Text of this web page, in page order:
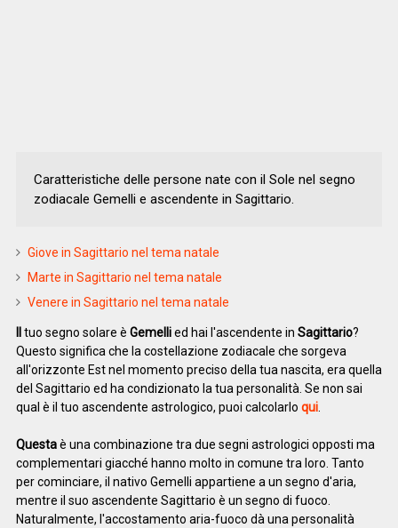
Caratteristiche delle persone nate con il Sole nel segno
zodiacale Gemelli e ascendente in Sagittario.
Giove in Sagittario nel tema natale
Marte in Sagittario nel tema natale
Venere in Sagittario nel tema natale
tuo segno solare è Gemellied hai l'ascendente in Sagittario?
Questo significa che la costellazione zodiacale che sorgeva
all'orizzonte Est nel momento preciso della tua nascita, era quella
del Sagittario ed ha condizionato la tua personalità. Se non sai
qual è il tuo ascendente astrologico, puoi calcolarlo qui.
Questaè una combinazione tra due segni astrologici opposti ma
complementari giacché hanno molto in comune tra loro. Tanto
per cominciare, il nativo Gemelli appartiene a un segno d'aria,
mentre il suo ascendente Sagittario è un segno di fuoco.
Naturalmente, l'accostamento aria-fuoco dà una personalità